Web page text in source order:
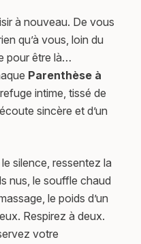
à nouveau. De vous
qu’à vous, loin du
pour être là…
Parenthèse à
intime, tissé de
sincère et d’un
silence, ressentez la
nus, le souffle chaud
le poids d’un
Respirez à deux.
votre